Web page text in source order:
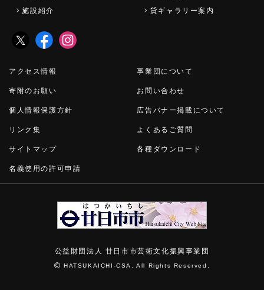
施設紹介
貸ギャラリー案内
アクセス情報 事業団について
寄附のお願い お問い合わせ
個人情報保護方針 広告バナー掲載について
リンク集 よくあるご質問
サイトマップ 各種ダウンロード
名義使用の許可申請
公益財団法人 廿日市市芸術文化振興事業団
HATSUKAICHI-CSA. All Rights Reserved.